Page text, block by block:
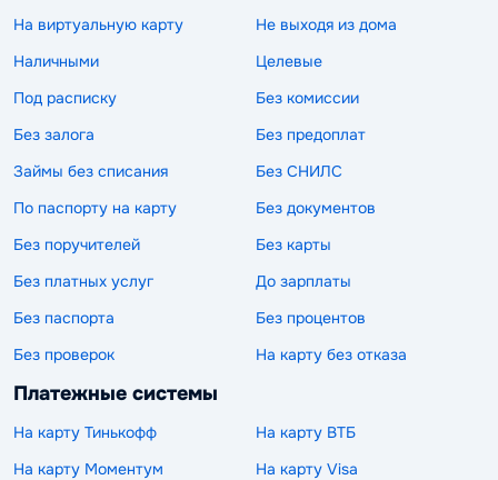
На виртуальную карту
Не выходя из дома
Наличными
Целевые
Под расписку
Без комиссии
Без залога
Без предоплат
Займы без списания
Без СНИЛС
По паспорту на карту
Без документов
Без поручителей
Без карты
Без платных услуг
До зарплаты
Без паспорта
Без процентов
Без проверок
На карту без отказа
Платежные системы
На карту Тинькофф
На карту ВТБ
На карту Моментум
На карту Visa